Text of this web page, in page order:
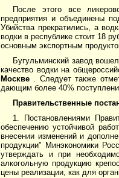
После этого все
предприятия и объединены
Убийства прекратились, а
водки в республике стоит 18
основным экспортным
Бугульминский завод
качество водки на
Москве . Следует также
дающим более 40%
Правительственные
1. Постановлениями
обеспечению устойчивой
внесении изменений и
продукции" Минэкономики
утверждать и при
алкогольную продукцию
цены реализации, как для